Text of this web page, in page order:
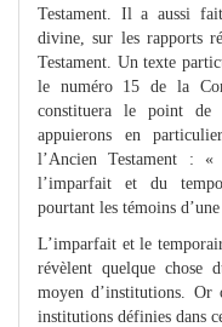
Testament. Il a aussi
divine, sur les rapports
Testament. Un texte
le numéro 15 de la
constituera le point de
appuierons en
l’Ancien Testament :
l’imparfait et du
pourtant les témoins
L’imparfait et le
révèlent quelque chose
moyen d’institutions. Or
institutions définies dans